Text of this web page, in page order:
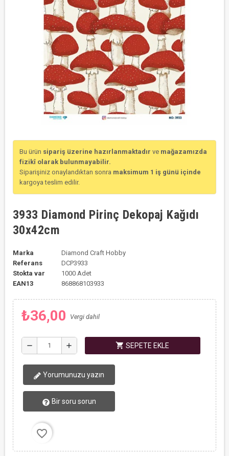
Bu ürün sipariş üzerine hazırlanmaktadır ve mağazamızda
fizikî olarak bulunmayabilir.
Siparişiniz onaylandıktan sonra maksimum 1 iş günü içinde
kargoya teslim edilir.
3933 Diamond Pirinç Dekopaj Kağıdı
30x42cm
Marka
Diamond Craft Hobby
Referans
DCP3933
Stokta var
1000 Adet
EAN13
868868103933
₺36,00 Vergi dahil
remove add shopping_cart SEPETE EKLE
Yorumunuzu yazın
Bir soru sorun
favorite_border